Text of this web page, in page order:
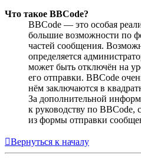
Что такое BBCode?
BBCode — это особая
большие возможности по
частей сообщения.
определяется
может быть отключён на
его отправки. BBCode
нём заключаются в
За дополнительной
к руководству по BBCode,
из формы отправки
Вернуться к началу